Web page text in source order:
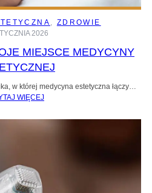
, ZDROWIE
2026
MIEJSCE MEDYCYNY
w której medycyna estetyczna łączy…
WIĘCEJ